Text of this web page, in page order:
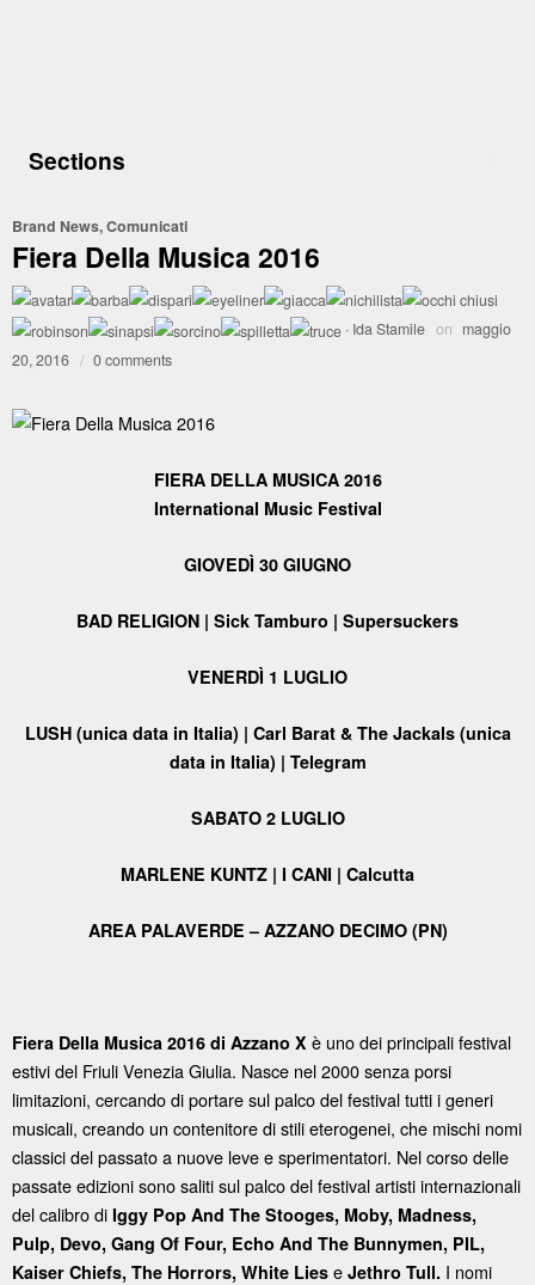
Sections
Brand News,Comunicati
Fiera Della Musica 2016
· Ida Stamile on maggio
20, 2016 / 0 comments
FIERA DELLA MUSICA 2016
International Music Festival
GIOVEDÌ 30 GIUGNO
BAD RELIGION | Sick Tamburo | Supersuckers
VENERDÌ 1 LUGLIO
LUSH (unica data in Italia) | Carl Barat & The Jackals (unica
data in Italia) | Telegram
SABATO 2 LUGLIO
MARLENE KUNTZ | I CANI | Calcutta
AREA PALAVERDE – AZZANO DECIMO (PN)
Fiera Della Musica 2016 di Azzano X è uno dei principali festival
estivi del Friuli Venezia Giulia. Nasce nel 2000 senza porsi
limitazioni, cercando di portare sul palco del festival tutti i generi
musicali, creando un contenitore di stili eterogenei, che mischi nomi
classici del passato a nuove leve e sperimentatori. Nel corso delle
passate edizioni sono saliti sul palco del festival artisti internazionali
del calibro di Iggy Pop And The Stooges, Moby, Madness,
Pulp, Devo, Gang Of Four, Echo And The Bunnymen, PIL,
Kaiser Chiefs, The Horrors, White Lies e Jethro Tull. I nomi